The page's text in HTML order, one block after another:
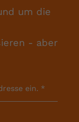
um die
- aber
ein. *